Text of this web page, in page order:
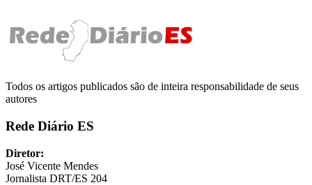
Todos os artigos publicados são de inteira responsabilidade de seus
autores
Rede Diário ES
Diretor:
José Vicente Mendes
Jornalista DRT/ES 204